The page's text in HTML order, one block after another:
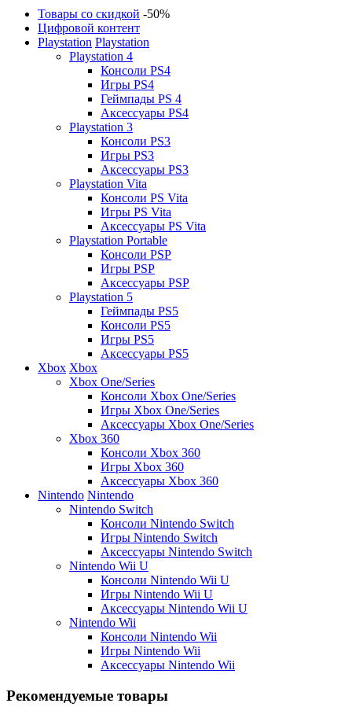
Товары со скидкой -50%
Цифровой контент
Playstation Playstation
Playstation 4
Консоли PS4
Игры PS4
Геймпады PS 4
Аксессуары PS4
Playstation 3
Консоли PS3
Игры PS3
Аксессуары PS3
Playstation Vita
Консоли PS Vita
Игры PS Vita
Аксессуары PS Vita
Playstation Portable
Консоли PSP
Игры PSP
Аксессуары PSP
Playstation 5
Геймпады PS5
Консоли PS5
Игры PS5
Аксессуары PS5
Xbox Xbox
Xbox One/Series
Консоли Xbox One/Series
Игры Xbox One/Series
Аксессуары Xbox One/Series
Xbox 360
Консоли Xbox 360
Игры Xbox 360
Аксессуары Xbox 360
Nintendo Nintendo
Nintendo Switch
Консоли Nintendo Switch
Игры Nintendo Switch
Аксессуары Nintendo Switch
Nintendo Wii U
Консоли Nintendo Wii U
Игры Nintendo Wii U
Аксессуары Nintendo Wii U
Nintendo Wii
Консоли Nintendo Wii
Игры Nintendo Wii
Аксессуары Nintendo Wii
Рекомендуемые товары